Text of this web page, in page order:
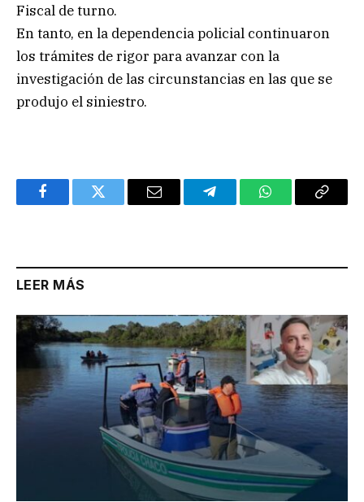
Fiscal de turno.
En tanto, en la dependencia policial continuaron
los trámites de rigor para avanzar con la
investigación de las circunstancias en las que se
produjo el siniestro.
FacebookTwitter Email TelegramWhatsAppCopy
LEER MÁS